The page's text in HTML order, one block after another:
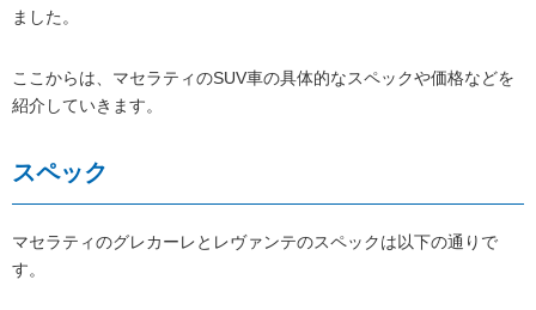
ました。
ここからは、マセラティのSUV車の具体的なスペックや価格などを
紹介していきます。
スペック
マセラティのグレカーレとレヴァンテのスペックは以下の通りで
す。